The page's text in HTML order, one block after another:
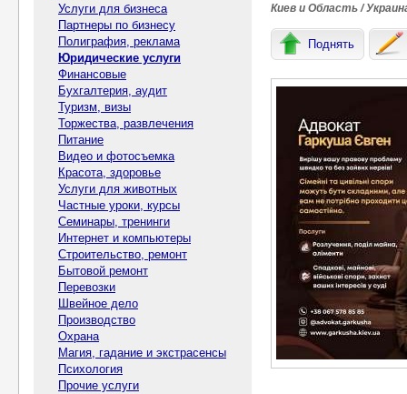
Услуги для бизнеса
Партнеры по бизнесу
Полиграфия, реклама
Юридические услуги
Финансовые
Бухгалтерия, аудит
Туризм, визы
Торжества, развлечения
Питание
Видео и фотосъемка
Красота, здоровье
Услуги для животных
Частные уроки, курсы
Семинары, тренинги
Интернет и компьютеры
Строительство, ремонт
Бытовой ремонт
Перевозки
Швейное дело
Производство
Охрана
Магия, гадание и экстрасенсы
Психология
Прочие услуги
Киев и Область /
Поднять